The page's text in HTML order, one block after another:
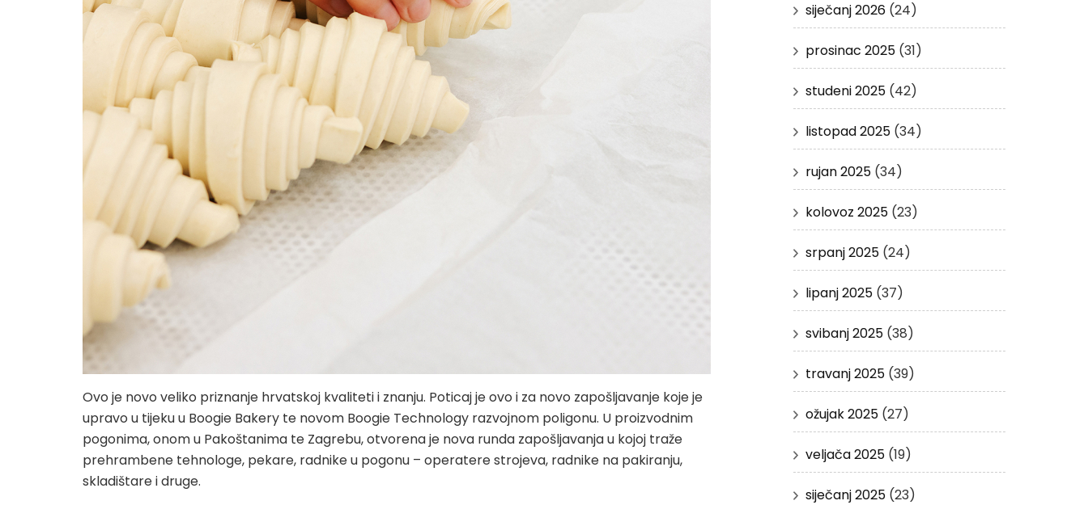
Ovo je novo veliko priznanje hrvatskoj kvaliteti i znanju. Poticaj je ovo i za novo zapošljavanje koje je
upravo u tijeku u Boogie Bakery te novom Boogie Technology razvojnom poligonu. U proizvodnim
pogonima, onom u Pakoštanima te Zagrebu, otvorena je nova runda zapošljavanja u kojoj traže
prehrambene tehnologe, pekare, radnike u pogonu – operatere strojeva, radnike na pakiranju,
skladištare i druge.
siječanj 2026(24)
prosinac 2025(31)
studeni 2025(42)
listopad 2025(34)
rujan 2025(34)
kolovoz 2025(23)
srpanj 2025(24)
lipanj 2025(37)
svibanj 2025(38)
travanj 2025(39)
ožujak 2025(27)
veljača 2025(19)
siječanj 2025(23)